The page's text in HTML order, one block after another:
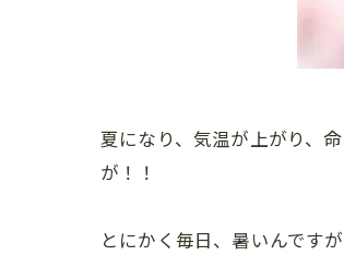
夏になり、気温が上がり、
が！！
とにかく毎日、暑いんですが